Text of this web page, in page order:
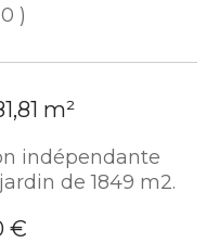
m²
indépendante
de 1849 m2.
€